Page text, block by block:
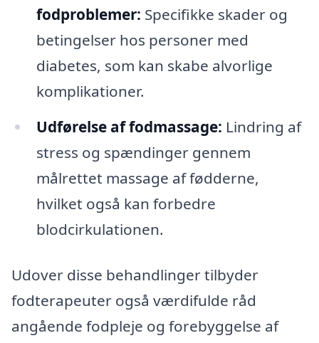
fodproblemer: Specifikke skader og
betingelser hos personer med
diabetes, som kan skabe alvorlige
komplikationer.
Udførelse af fodmassage: Lindring af
stress og spændinger gennem
målrettet massage af fødderne,
hvilket også kan forbedre
blodcirkulationen.
Udover disse behandlinger tilbyder
fodterapeuter også værdifulde råd
angående fodpleje og forebyggelse af